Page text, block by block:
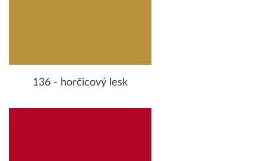
136 - horčicový lesk